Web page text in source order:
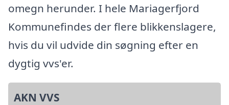
omegn herunder. I hele Mariagerfjord
Kommunefindes der flere blikkenslagere,
hvis du vil udvide din søgning efter en
dygtig vvs'er.
AKN VVS